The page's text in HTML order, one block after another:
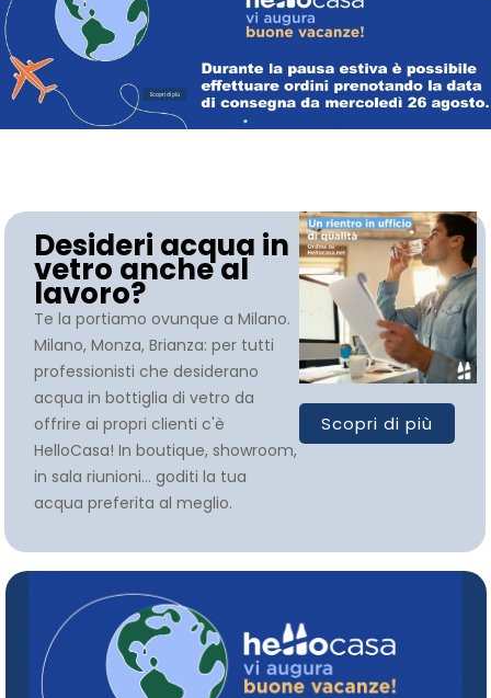
Campania - Basilicata - Calabria
Sicilia - Sardegna
Sanpellegrino
Cialde Lavazza compatibili Nespresso®*
Confetture, miele, creme di cacao
Aceto
Olio
Pomodoro
Igiene e cura persona
Igiene e pulizia
Prodotti per animali
Carta ufficio e stampanti
Diffusori-Profumatori-Deodoranti-
Candele
Desideri acqua in
vetro anche al
lavoro?
Te la portiamo ovunque a Milano.
Milano, Monza, Brianza: per tutti
professionisti che desiderano
acqua in bottiglia di vetro da
offrire ai propri clienti c'è
HelloCasa! In boutique, showroom,
in sala riunioni... goditi la tua
acqua preferita al meglio.
Scopri di più